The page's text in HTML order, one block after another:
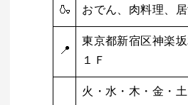
🍶 おでん、肉料理、
📍
東京都新宿区神楽
１Ｆ
火・水・木・金・土